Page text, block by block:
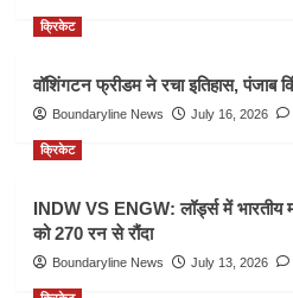
क्रिकेट
वॉशिंगटन फ्रीडम ने रचा इतिहास, पंजाब
Boundaryline News July 16, 2026
क्रिकेट
INDW VS ENGW: लॉर्ड्स में भारतीय
को 270 रन से रौंदा
Boundaryline News July 13, 2026